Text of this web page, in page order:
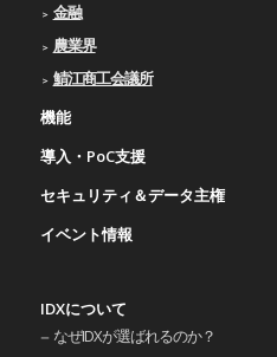
金融
農業界
鯖江商工会議所
機能
導入・PoC支援
セキュリティ＆データ主権
イベント情報
IDXについて
なぜIDXが選ばれるのか？